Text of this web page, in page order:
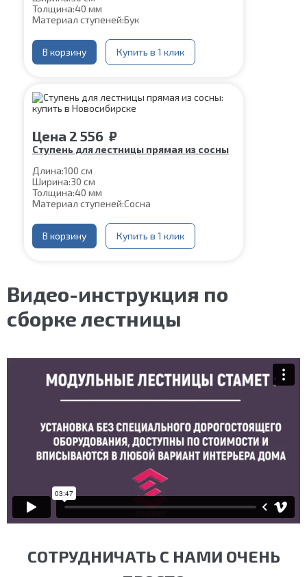
Толщина:40 мм
Материал ступеней:Бук
В корзину Купить в 1 клик
Цена 2 556 ₽
Ступень для лестницы прямая из сосны
Длина:100 см
Ширина:30 см
Толщина:40 мм
Материал ступеней:Сосна
В корзину Купить в 1 клик
Видео-инструкция по
сборке лестницы
СОТРУДНИЧАТЬ С НАМИ ОЧЕНЬ